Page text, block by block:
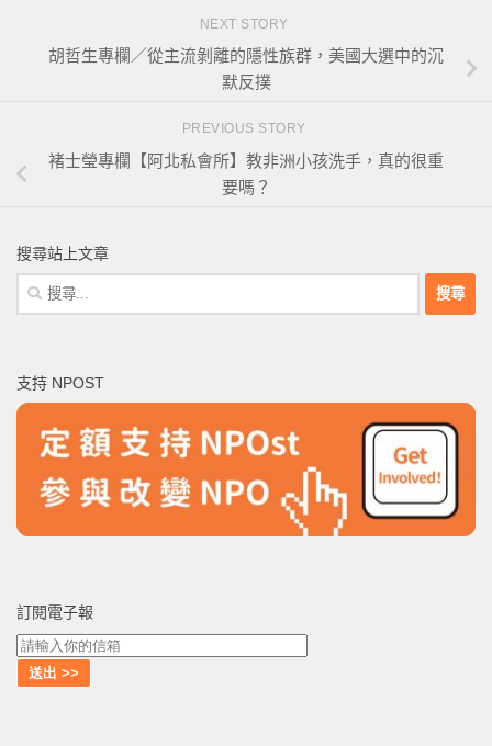
NEXT STORY
胡哲生專欄／從主流剝離的隱性族群，美國大選中的沉
默反撲
PREVIOUS STORY
褚士瑩專欄【阿北私會所】教非洲小孩洗手，真的很重
要嗎？
搜尋站上文章
搜
尋
字:
支持 NPOST
訂閱電子報